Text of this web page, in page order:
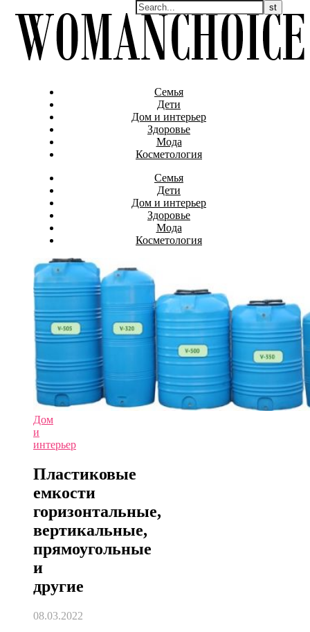
Семья
Дети
Дом и интерьер
Здоровье
Мода
Косметология
Семья
Дети
Дом и интерьер
Здоровье
Мода
Косметология
Дом
и
интерьер
Пластиковые
емкости
горизонтальные,
вертикальные,
прямоугольные
и
другие
08.03.2022